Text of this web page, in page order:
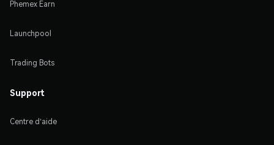
Phemex Earn
Launchpool
Trading Bots
Support
Centre d'aide